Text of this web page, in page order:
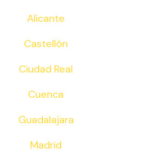
Alicante
Castellón
Ciudad Real
Cuenca
Guadalajara
Madrid